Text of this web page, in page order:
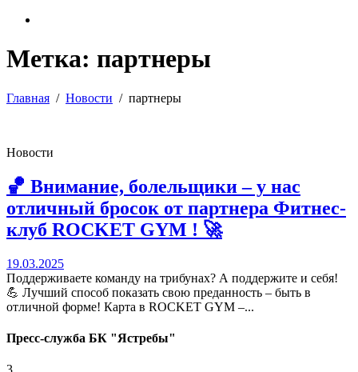
Метка: партнеры
Главная Новости партнеры
Новости
🏀 Внимание, болельщики – у нас
отличный бросок от партнера Фитнес-
клуб ROCKET GYM ! 🚀
19.03.2025
Поддерживаете команду на трибунах? А поддержите и себя!
💪 Лучший способ показать свою преданность – быть в
отличной форме! Карта в ROCKET GYM –...
Пресс-служба БК "Ястребы"